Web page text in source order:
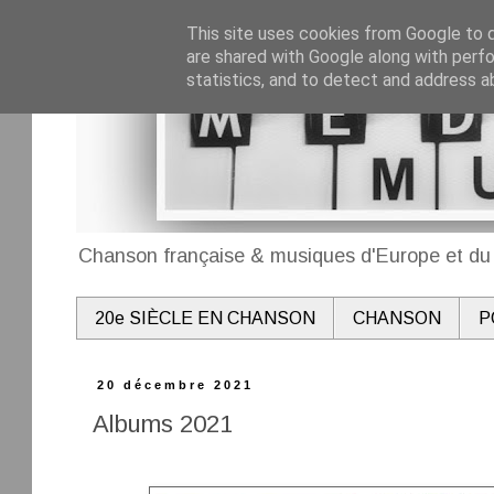
Chanson française & musiques d'Europe et
20e SIÈCLE EN CHANSON CHANSON
20 décembre 2021
Albums 2021
This site uses cookies from Google to
are shared with Google along with
statistics, and to detect and address